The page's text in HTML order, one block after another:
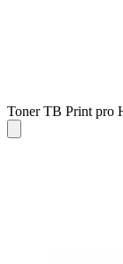
Toner TB Print pro